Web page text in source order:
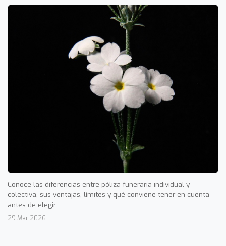
Conoce las diferencias entre póliza funeraria individual y
colectiva, sus ventajas, límites y qué conviene tener en cuenta
antes de elegir.
29 Mar 2026